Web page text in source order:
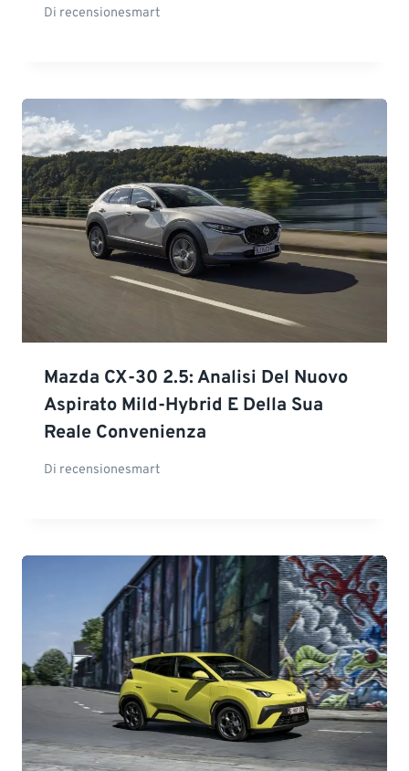
Di recensionesmart
Mazda CX-30 2.5: Analisi Del Nuovo
Aspirato Mild-Hybrid E Della Sua
Reale Convenienza
Di recensionesmart